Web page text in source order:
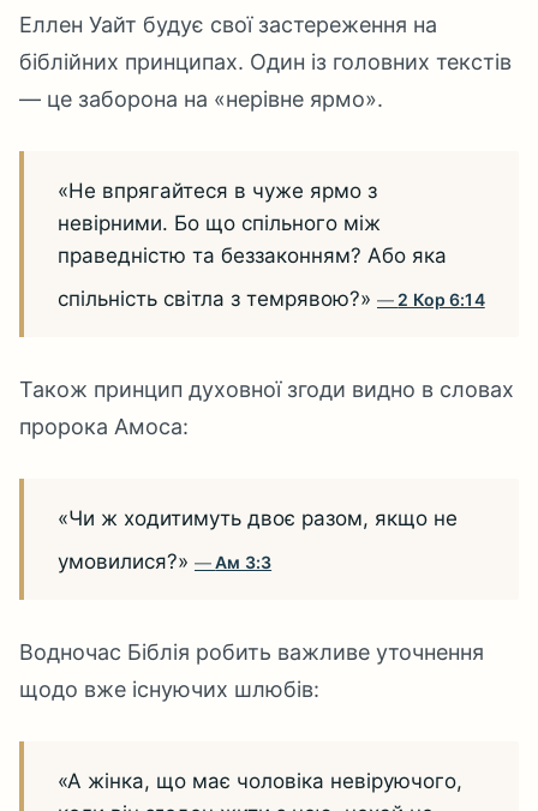
Еллен Уайт будує свої застереження на
біблійних принципах. Один із головних текстів
— це заборона на «нерівне ярмо».
«Не впрягайтеся в чуже ярмо з
невірними. Бо що спільного між
праведністю та беззаконням? Або яка
спільність світла з темрявою?»
2 Кор 6:14
Також принцип духовної згоди видно в словах
пророка Амоса:
«Чи ж ходитимуть двоє разом, якщо не
умовилися?»
Ам 3:3
Водночас Біблія робить важливе уточнення
щодо вже існуючих шлюбів:
«А жінка, що має чоловіка невіруючого,